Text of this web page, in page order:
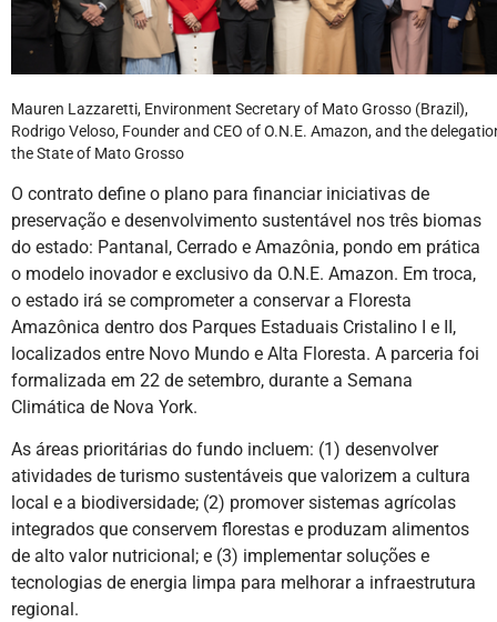
Mauren Lazzaretti, Environment Secretary of Mato Grosso (Brazil),
Rodrigo Veloso, Founder and CEO of O.N.E. Amazon, and the
the State of Mato Grosso
O contrato define o plano para financiar iniciativas de
preservação e desenvolvimento sustentável nos três biomas
do estado: Pantanal, Cerrado e Amazônia, pondo em prática
o modelo inovador e exclusivo da O.N.E. Amazon. Em troca,
o estado irá se comprometer a conservar a Floresta
Amazônica dentro dos Parques Estaduais Cristalino I e II,
localizados entre Novo Mundo e Alta Floresta. A parceria foi
formalizada em 22 de setembro, durante a Semana
Climática de Nova York.
As áreas prioritárias do fundo incluem: (1) desenvolver
atividades de turismo sustentáveis ​​que valorizem a cultura
local e a biodiversidade; (2) promover sistemas agrícolas
integrados que conservem florestas e produzam alimentos
de alto valor nutricional; e (3) implementar soluções e
tecnologias de energia limpa para melhorar a infraestrutura
regional.